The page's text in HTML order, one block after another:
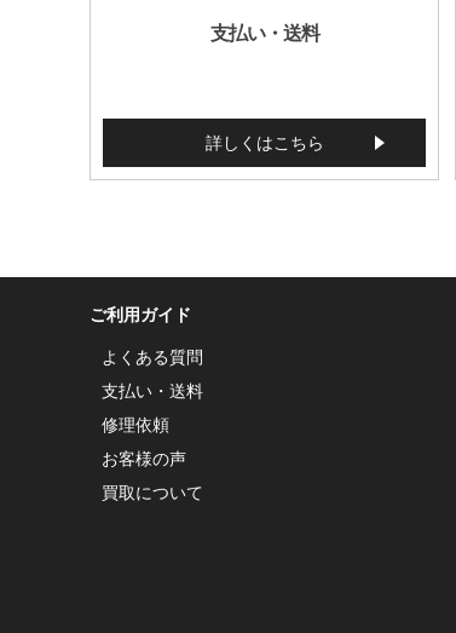
支払い・送料
詳しくはこちら
ご利用ガイド
よくある質問
支払い・送料
修理依頼
お客様の声
買取について